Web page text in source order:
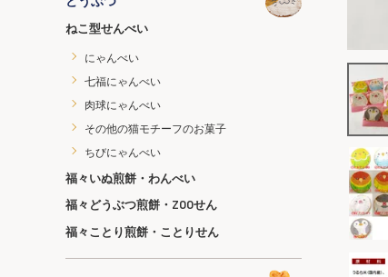
ねこ型せんべい
にゃんべい
七福にゃんべい
肉球にゃんべい
その他の猫モチーフのお菓子
ちびにゃんべい
福々いぬ煎餅・わんべい
福々どうぶつ煎餅・ZOOせん
福々ことり煎餅・ことりせん